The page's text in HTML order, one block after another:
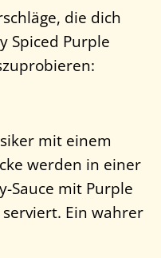
die dich
Spiced Purple
mit einem
werden in einer
Sauce mit Purple
Ein wahrer